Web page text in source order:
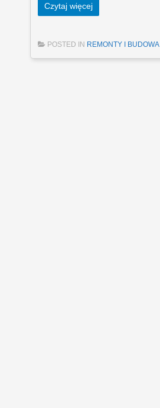
Czytaj więcej
POSTED IN REMONTY I BUDOWA